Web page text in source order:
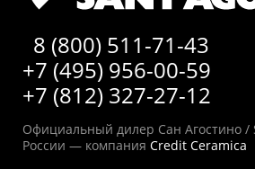
8 (800) 511-71-43
+7 (495) 956-00-59
+7 (812) 327-27-12
Официальный дилер Сан Агостино /
России — компания Credit Ceramica